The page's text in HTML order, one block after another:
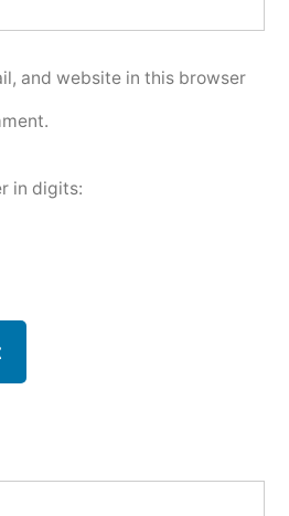
and website in this browser
in digits: